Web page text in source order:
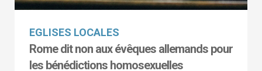
EGLISES LOCALES
Rome dit non aux évêques allemands pour
les bénédictions homosexuelles